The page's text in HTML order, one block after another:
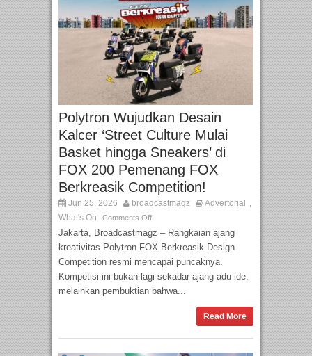
Polytron Wujudkan Desain
Kalcer ‘Street Culture Mulai
Basket hingga Sneakers’ di
FOX 200 Pemenang FOX
Berkreasik Competition!
Jun 25, 2026 broadcastmagz Advertorial
What's On Comments Off
Jakarta, Broadcastmagz – Rangkaian ajang
kreativitas Polytron FOX Berkreasik Design
Competition resmi mencapai puncaknya.
Kompetisi ini bukan lagi sekadar ajang adu ide,
melainkan pembuktian bahwa...
Read More